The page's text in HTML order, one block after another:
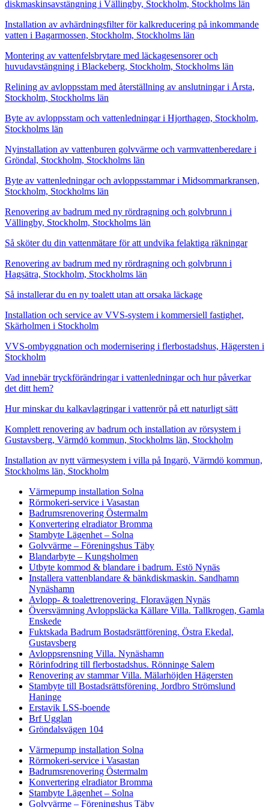
diskmaskinsavstängning i Vällingby, Stockholm, Stockholms län
Installation av avhärdningsfilter för kalkreducering på inkommande
vatten i Bagarmossen, Stockholm, Stockholms län
Montering av vattenfelsbrytare med läckagesensorer och
huvudavstängning i Blackeberg, Stockholm, Stockholms län
Relining av avloppsstam med återställning av anslutningar i Årsta,
Stockholm, Stockholms län
Byte av avloppsstam och vattenledningar i Hjorthagen, Stockholm,
Stockholms län
Nyinstallation av vattenburen golvvärme och varmvattenberedare i
Gröndal, Stockholm, Stockholms län
Byte av vattenledningar och avloppsstammar i Midsommarkransen,
Stockholm, Stockholms län
Renovering av badrum med ny rördragning och golvbrunn i
Vällingby, Stockholm, Stockholms län
Så sköter du din vattenmätare för att undvika felaktiga räkningar
Renovering av badrum med ny rördragning och golvbrunn i
Hagsätra, Stockholm, Stockholms län
Så installerar du en ny toalett utan att orsaka läckage
Installation och service av VVS-system i kommersiell fastighet,
Skärholmen i Stockholm
VVS-ombyggnation och modernisering i flerbostadshus, Hägersten i
Stockholm
Vad innebär tryckförändringar i vattenledningar och hur påverkar
det ditt hem?
Hur minskar du kalkavlagringar i vattenrör på ett naturligt sätt
Komplett renovering av badrum och installation av rörsystem i
Gustavsberg, Värmdö kommun, Stockholms län, Stockholm
Installation av nytt värmesystem i villa på Ingarö, Värmdö kommun,
Stockholms län, Stockholm
Värmepump installation Solna
Rörmokeri-service i Vasastan
Badrumsrenovering Östermalm
Konvertering elradiator Bromma
Stambyte Lägenhet – Solna
Golvvärme – Föreningshus Täby
Blandarbyte – Kungsholmen
Utbyte kommod & blandare i badrum. Estö Nynäs
Installera vattenblandare & bänkdiskmaskin. Sandhamn
Nynäshamn
Avlopp- & toalettrenovering. Floravägen Nynäs
Översvämning Avloppsläcka Källare Villa. Tallkrogen, Gamla
Enskede
Fuktskada Badrum Bostadsrättförening. Östra Ekedal,
Gustavsberg
Avloppsrensning Villa. Nynäshamn
Rörinfodring till flerbostadshus. Rönninge Salem
Renovering av stammar Villa. Mälarhöjden Hägersten
Stambyte till Bostadsrättsförening. Jordbro Strömslund
Haninge
Erstavik LSS-boende
Brf Ugglan
Gröndalsvägen 104
Värmepump installation Solna
Rörmokeri-service i Vasastan
Badrumsrenovering Östermalm
Konvertering elradiator Bromma
Stambyte Lägenhet – Solna
Golvvärme – Föreningshus Täby